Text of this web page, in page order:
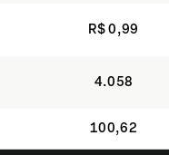
R$ 0,99
4.058
100,62